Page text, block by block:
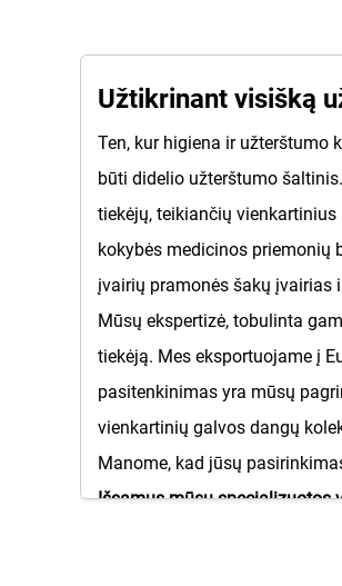
Užtikrinant visišką
Ten, kur higiena ir užterštumo
būti didelio užterštumo
tiekėjų, teikiančių
kokybės medicinos priemonių
įvairių pramonės šakų įvairias
Mūsų ekspertizė, tobulinta
tiekėją. Mes eksportuojame į
pasitenkinimas yra mūsų
vienkartinių galvos dangų
Manome, kad jūsų
Išsamus mūsų specializuotos